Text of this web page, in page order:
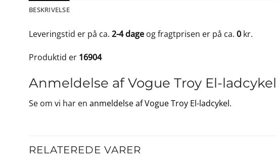
BESKRIVELSE
Leveringstid er på ca. 2-4 dage og fragtprisen er på ca. 0 kr.
Produktid er 16904
Anmeldelse af Vogue Troy El-ladcykel
Se om vi har en anmeldelse af Vogue Troy El-ladcykel.
RELATEREDE VARER